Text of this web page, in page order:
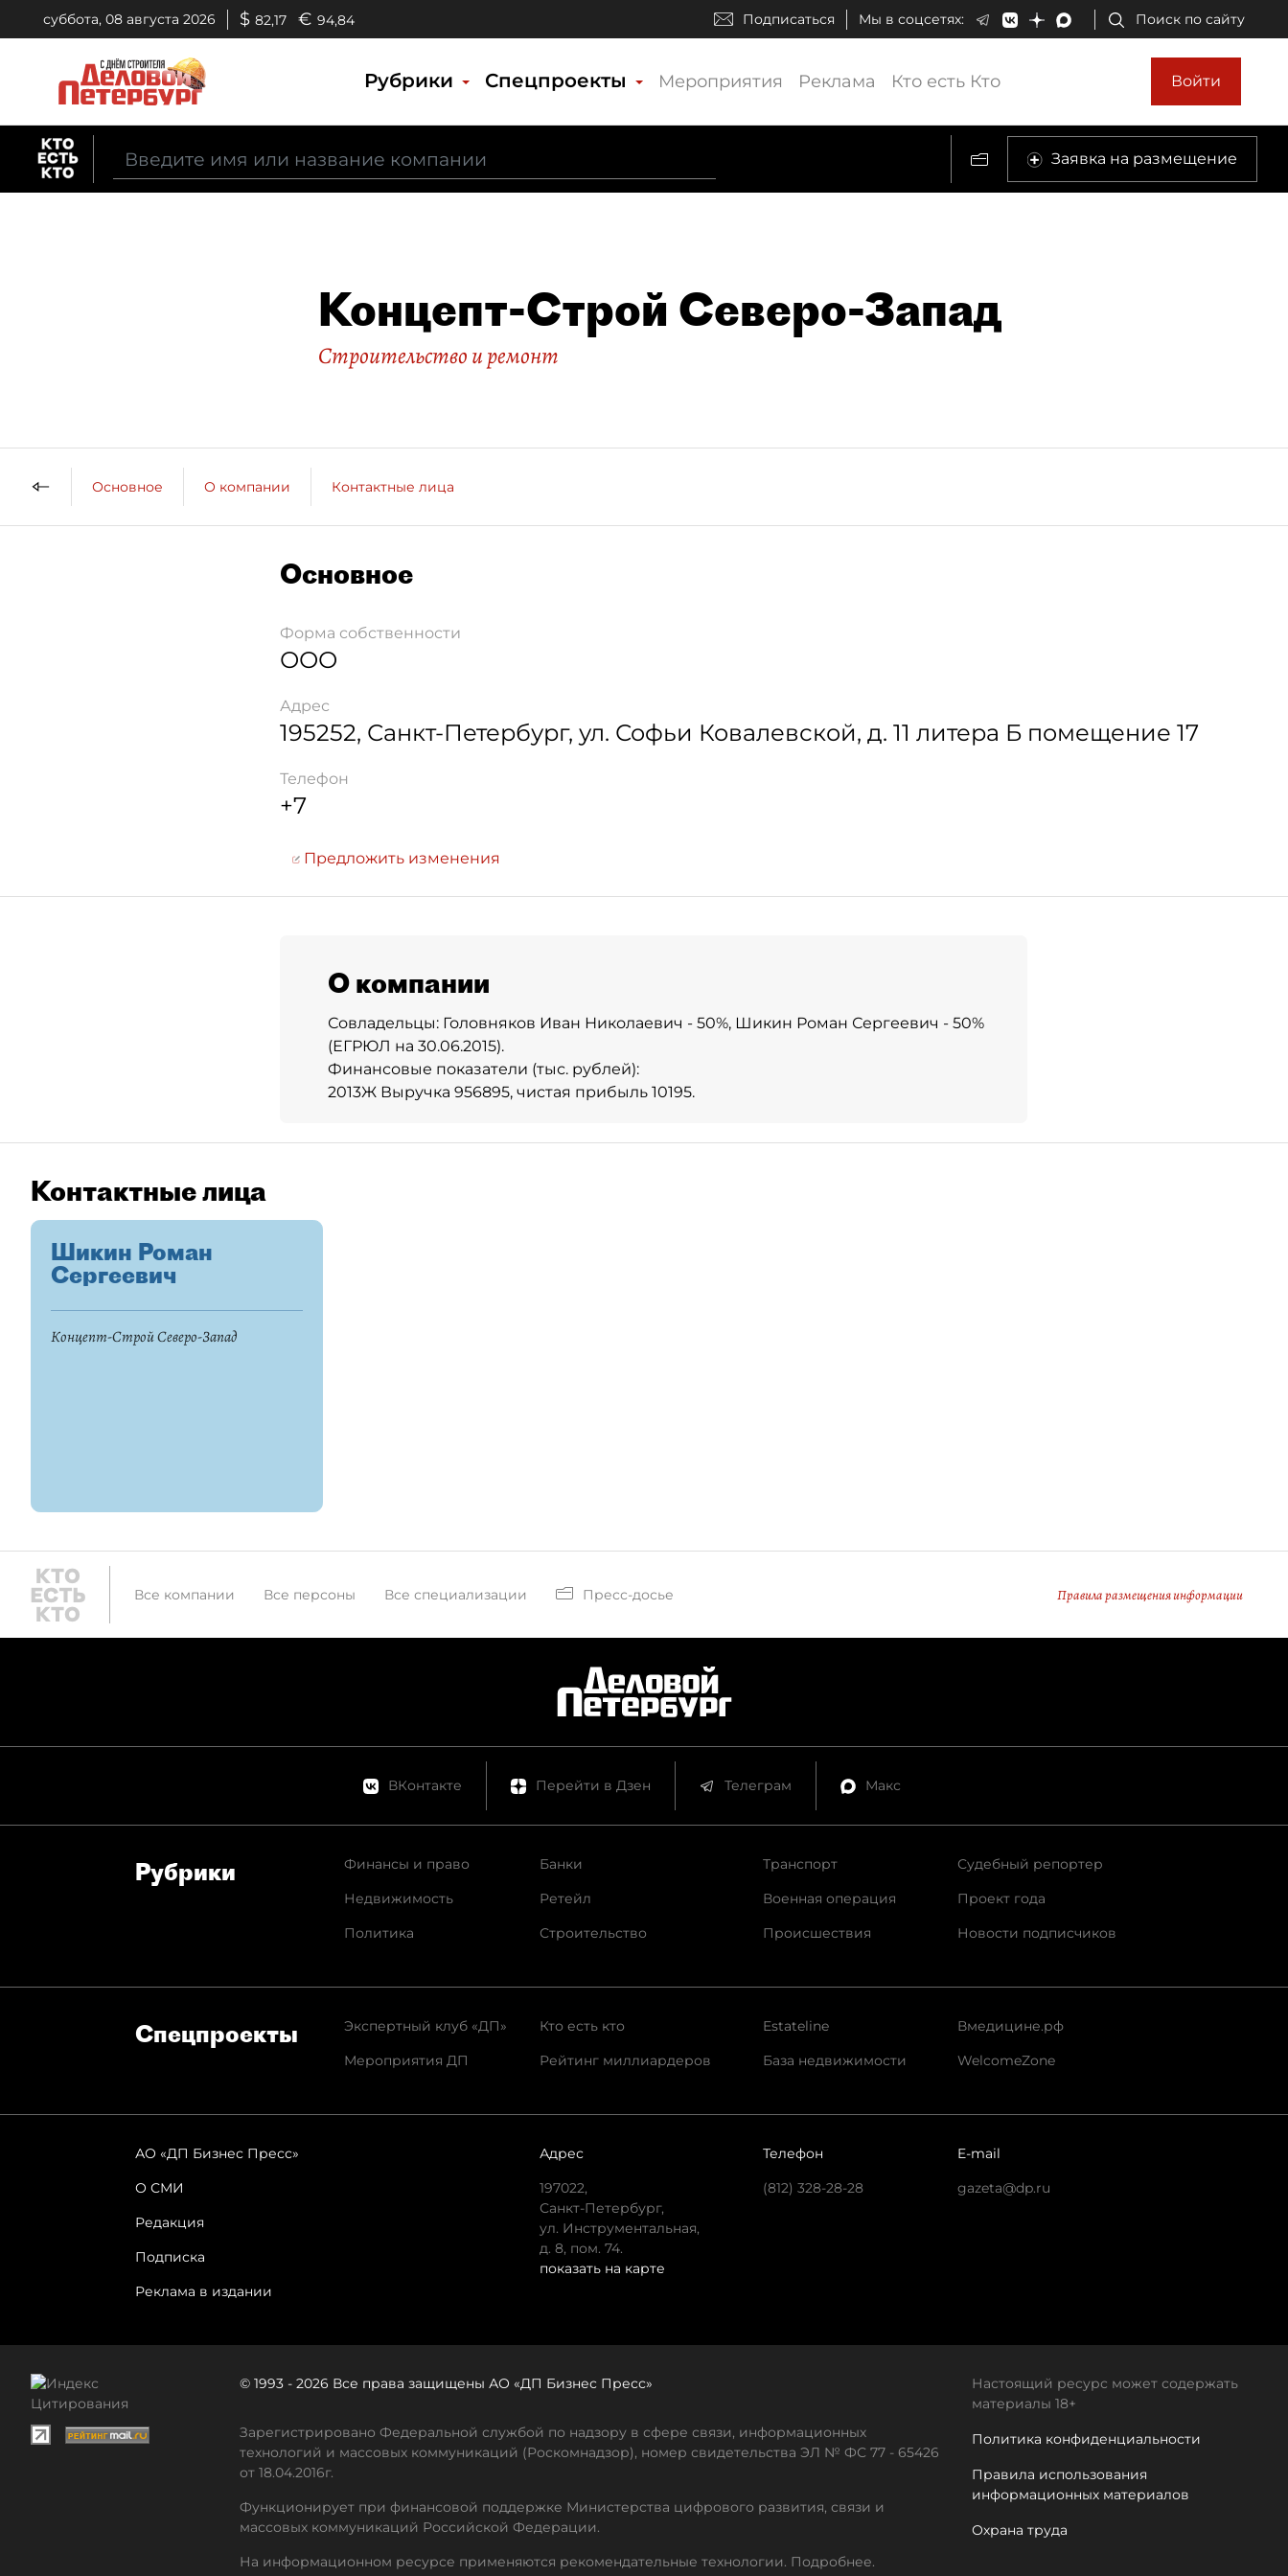
суббота, 08 августа 2026 $ 82,17 € 94,84 Подписаться Мы в соцсетях: Поиск по сайту
Рубрики Спецпроекты Мероприятия Реклама Кто есть Кто Войти
Заявка на размещение
Концепт-Строй Северо-Запад
Строительство и ремонт
Основное О компании Контактные лица
Основное
Форма собственности
ООО
Адрес
195252, Санкт-Петербург, ул. Софьи Ковалевской, д. 11 литера Б помещение 17
Телефон
+7
Предложить изменения
О компании
Совладельцы: Головняков Иван Николаевич - 50%, Шикин Роман Сергеевич - 50%
(ЕГРЮЛ на 30.06.2015).
Финансовые показатели (тыс. рублей):
2013Ж Выручка 956895, чистая прибыль 10195.
Контактные лица
Шикин Роман
Сергеевич
Концепт-Строй Северо-Запад
Все компании Все персоны Все специализации Пресс-досье Правила размещения информации
ВКонтакте Перейти в Дзен Телеграм Макс
Рубрики
Финансы и право
Недвижимость
Политика
Банки
Ретейл
Строительство
Транспорт
Военная операция
Происшествия
Судебный репортер
Проект года
Новости подписчиков
Спец­проекты
Экспертный клуб «ДП»
Мероприятия ДП
Кто есть кто
Рейтинг миллиардеров
Estateline
База недвижимости
Вмедицине.рф
WelcomeZone
АО «ДП Бизнес Пресс»
О СМИ
Редакция
Подписка
Реклама в издании
Адрес
197022,
Санкт-Петербург,
ул. Инструментальная,
д. 8, пом. 74.
показать на карте
Телефон
(812) 328-28-28
E-mail
gazeta@dp.ru
© 1993 - 2026 Все права защищены АО «ДП Бизнес Пресс»
Зарегистрировано Федеральной службой по надзору в сфере связи, информационных
технологий и массовых коммуникаций (Роскомнадзор), номер свидетельства ЭЛ № ФС 77 - 65426
от 18.04.2016г.
Функционирует при финансовой поддержке Министерства цифрового развития, связи и
массовых коммуникаций Российской Федерации.
На информационном ресурсе применяются рекомендательные технологии. Подробнее.
Настоящий ресурс может содержать
материалы 18+
Политика конфиденциальности
Правила использования
информационных материалов
Охрана труда